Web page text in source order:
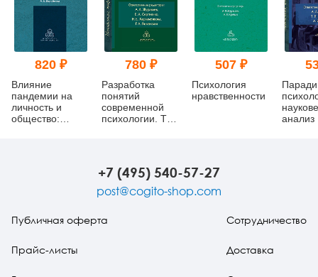
820 ₽
Влияние
пандемии на
личность и
общество:
780 ₽
Разработка
понятий
современной
психологии. Том
507 ₽
Психология
нравственности
анализ
+7 (495) 540-57-27
post@cogito-shop.com
Публичная оферта
Прайс-листы
Сотрудничество
Доставка